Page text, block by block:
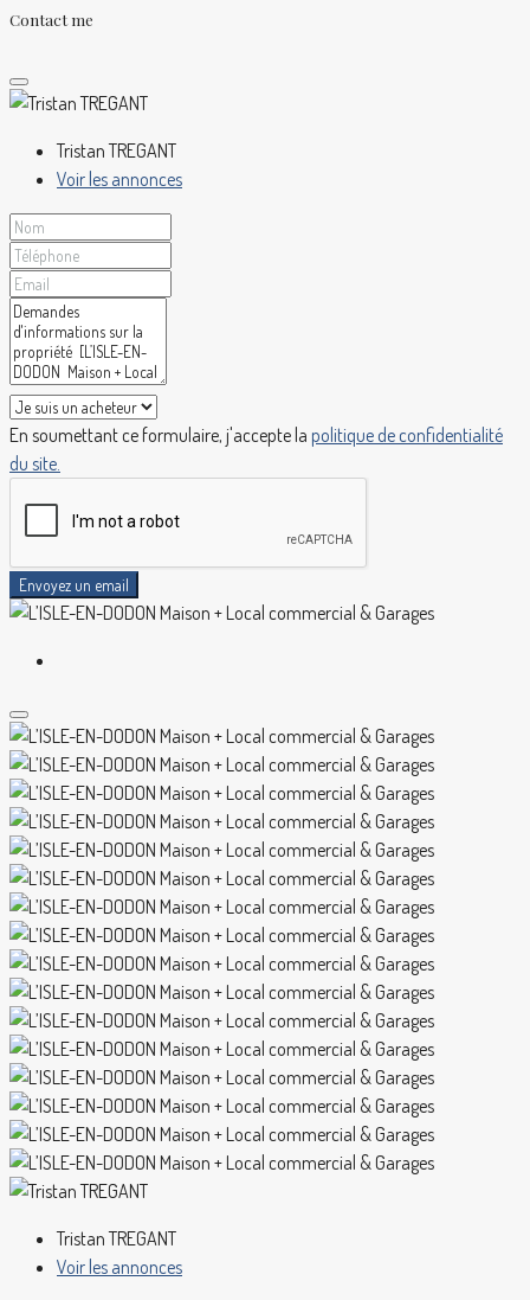
Contact me
Tristan TREGANT
Voir les annonces
En soumettant ce formulaire, j'accepte la politique de confidentialité
du site.
Envoyez un email
Tristan TREGANT
Voir les annonces